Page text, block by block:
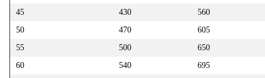
45
430
560
50
470
605
55
500
650
60
540
695